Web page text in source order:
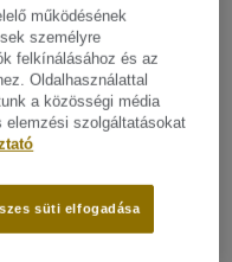
például
Protection
ellenálló, könnyen
nagyszerű értéket
hangulatot kölcsönöz
és a
fektetést.
burkolat
működésének
személyre
felkínálásához és az
Oldalhasználattal
a közösségi média
elemzési szolgáltatásokat
süti elfogadása